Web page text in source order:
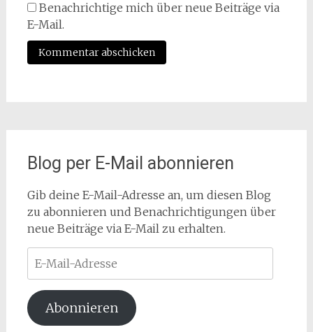
Benachrichtige mich über neue Beiträge via
E-Mail.
Blog per E-Mail abonnieren
Gib deine E-Mail-Adresse an, um diesen Blog
zu abonnieren und Benachrichtigungen über
neue Beiträge via E-Mail zu erhalten.
Mail-
Adresse
Abonnieren